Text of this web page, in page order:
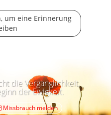
um eine Erinnerung
die Vergänglichkeit,
der Ewigkeit.
Missbrauch melden